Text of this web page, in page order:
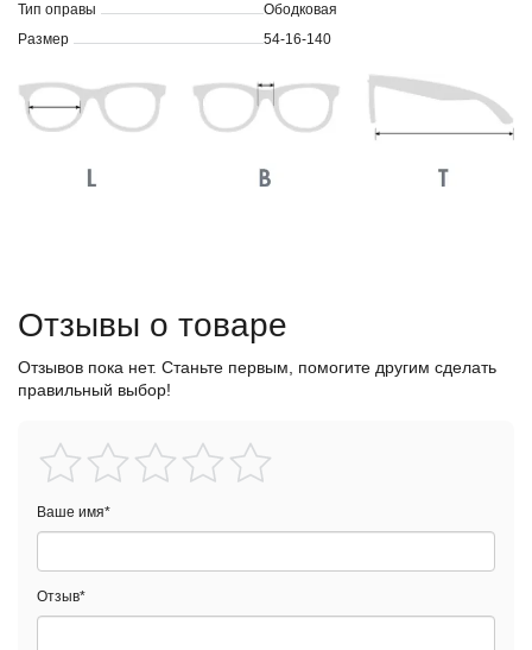
Тип оправы
Ободковая
Размер
54-16-140
Отзывы о товаре
Отзывов пока нет. Станьте первым, помогите другим сделать
правильный выбор!
Ваше имя*
Отзыв*